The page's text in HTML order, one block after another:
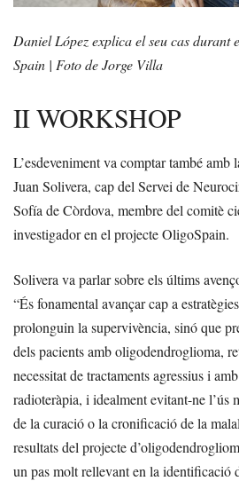
Daniel López explica el seu cas durant
Spain | Foto de Jorge Villa
II WORKSHOP
L’esdeveniment va comptar també
Juan Solivera, cap del Servei de
Sofía de Còrdova, membre del comitè
investigador en el projecte OligoSpain.
Solivera va parlar sobre els últims
“És fonamental avançar cap a
prolonguin la supervivència, sinó que
dels pacients amb oligodendroglioma,
necessitat de tractaments agressius i
radioteràpia, i idealment evitant-ne l’ús
de la curació o la cronificació de la
resultats del projecte
un pas molt rellevant en la identificació